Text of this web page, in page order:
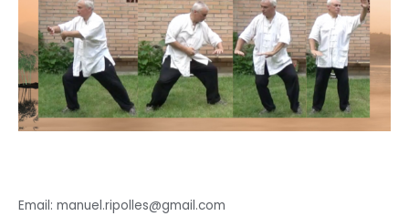
Email: manuel.ripolles@gmail.com